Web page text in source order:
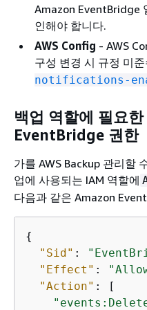
Amazon EventBridge
인해야 합니다.
AWS Config - AWS
구성 변경 시 규정 미
notifications-
백업 역할에 필요
EventBridge 권한
가를 AWS Backup 관리할
업에 사용되는 IAM 역할에
다음과 같은 Amazon
{
"Sid" :
"Effect" :
"Action" : [